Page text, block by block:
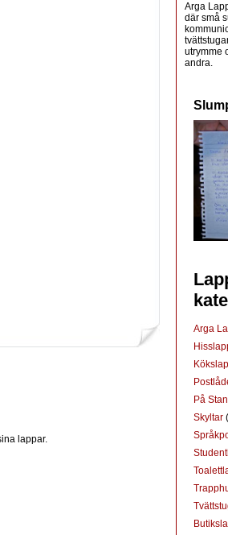
lappar.
Arga
där små
utrymme
andra.
Arga
På
Skyltar